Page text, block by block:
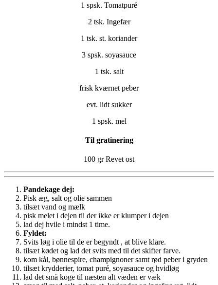
1 spsk. Tomatpuré
2 tsk. Ingefær
1 tsk. st. koriander
3 spsk. soyasauce
1 tsk. salt
frisk kværnet peber
evt. lidt sukker
1 spsk. mel
Til gratinering
100 gr Revet ost
Pandekage dej:
Pisk æg, salt og olie sammen
tilsæt vand og mælk
pisk melet i dejen til der ikke er klumper i dejen
lad dej hvile i mindst 1 time.
Fyldet:
Svits løg i olie til de er begyndt , at blive klare.
tilsæt kødet og lad det svits med til det skifter farve.
kom kål, bønnespire, champignoner samt rød peber i gryden
tilsæt krydderier, tomat puré, soyasauce og hvidløg
lad det små koge til næsten alt væden er væk